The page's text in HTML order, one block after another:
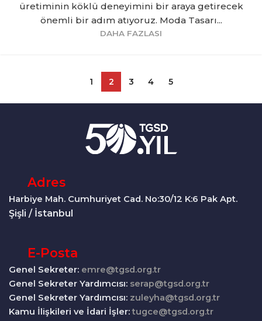
üretiminin köklü deneyimini bir araya getirecek
önemli bir adım atıyoruz. Moda Tasarı...
DAHA FAZLASI
1 2 3 4 5
Adres
Harbiye Mah. Cumhuriyet Cad. No:30/12 K:6 Pak Apt.
Şişli / İstanbul
E-Posta
Genel Sekreter: emre@tgsd.org.tr
Genel Sekreter Yardımcısı: serap@tgsd.org.tr
Genel Sekreter Yardımcısı: zuleyha@tgsd.org.tr
Kamu İlişkileri ve İdari İşler:tugce@tgsd.org.tr